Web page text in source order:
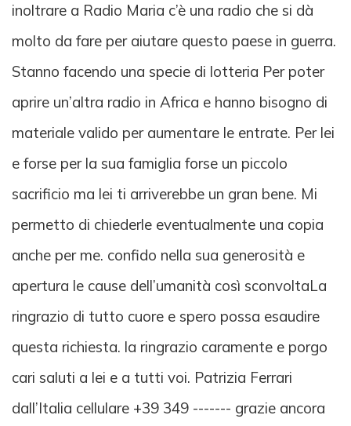
inoltrare a Radio Maria c’è una radio che si dà
molto da fare per aiutare questo paese in guerra.
Stanno facendo una specie di lotteria Per poter
aprire un’altra radio in Africa e hanno bisogno di
materiale valido per aumentare le entrate. Per lei
e forse per la sua famiglia forse un piccolo
sacrificio ma lei ti arriverebbe un gran bene. Mi
permetto di chiederle eventualmente una copia
anche per me. confido nella sua generosità e
apertura le cause dell’umanità così sconvoltaLa
ringrazio di tutto cuore e spero possa esaudire
questa richiesta. la ringrazio caramente e porgo
cari saluti a lei e a tutti voi. Patrizia Ferrari
dall’Italia cellulare +39 349 ------- grazie ancora